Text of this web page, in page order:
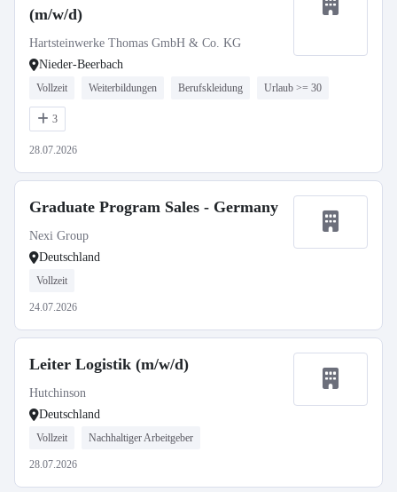
(m/w/d)
Hartsteinwerke Thomas GmbH & Co. KG
Nieder-Beerbach
Vollzeit Weiterbildungen Berufskleidung Urlaub >= 30
3
28.07.2026
Graduate Program Sales - Germany
Nexi Group
Deutschland
Vollzeit
24.07.2026
Leiter Logistik (m/w/d)
Hutchinson
Deutschland
Vollzeit Nachhaltiger Arbeitgeber
28.07.2026